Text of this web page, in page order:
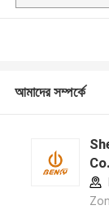
আমাদের সম্পর্কে